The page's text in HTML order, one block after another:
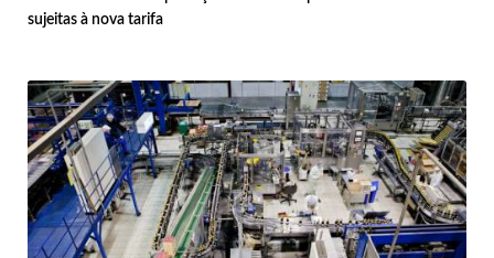
sujeitas à nova tarifa